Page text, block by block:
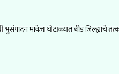
भुसंपादन मावेजा घोटाळ्यात बीड जिल्ह्याचे